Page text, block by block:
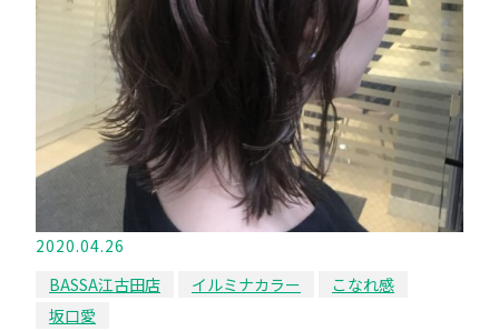
2020.04.26
BASSA江古田店
イルミナカラー
こなれ感
坂口愛